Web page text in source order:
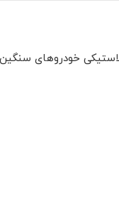
لاستیکی خودروهای